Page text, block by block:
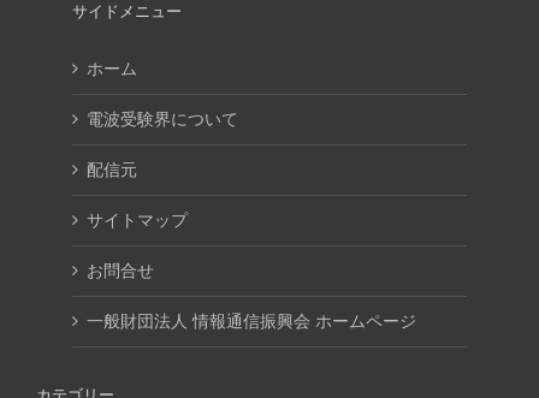
サイドメニュー
ホーム
電波受験界について
配信元
サイトマップ
お問合せ
一般財団法人 情報通信振興会 ホームページ